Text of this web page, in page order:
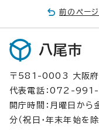
前のペー
八尾市
〒581-0003 大阪府
代表電話：072-
開庁時間：月曜日か
分（祝日・年末年始を除